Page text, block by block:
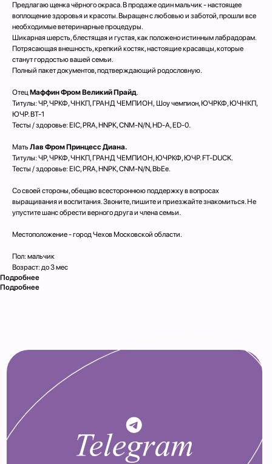
Предлагаю щенка чёрного окраса. В продаже один мальчик - настоящее
воплощение здоровья и красоты. Выращен с любовью и заботой, прошли все
необходимые ветеринарные процедуры.
Шикарная шерсть, блестящая и густая, как положено истинным лабрадорам.
Потрясающая внешность, крепкий костяк, настоящие красавцы, которые
станут гордостью вашей семьи.
Полный пакет документов, подтверждающий родословную.
ОтецМаффин Фром Великий Прайд.
Титулы: ЧР, ЧРКФ, ЧНКП, ГРАНД ЧЕМПИОН, Шоу чемпион, ЮЧРКФ, ЮЧНКП,
ЮЧР. ВТ-1
Тесты / здоровье: EIC, PRA, HNPK, CNM-N/N, HD-A, ED-0.
Мать Лав Фром Принцесс Диана.
Титулы: ЧР, ЧРКФ, ЧНКП, ГРАНД ЧЕМПИОН, ЮЧРКФ, ЮЧР. FT-DUCK.
Тесты / здоровье: EIC, PRA, HNPK, CNM-N/N, BbEe.
Со своей стороны, обещаю всестороннюю поддержку в вопросах
выращивания и воспитания. Звоните, пишите и приезжайте знакомиться. Не
упустите шанс обрести верного друга и члена семьи.
Местоположение - город Чехов Московской области.
Пол: мальчик
Возраст: до 3 мес
Подробнее
Подробнее